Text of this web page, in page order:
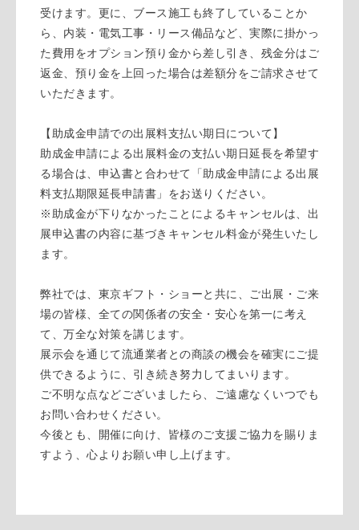
受けます。更に、ブース施工も終了していることか
ら、内装・電気工事・リース備品など、実際に掛かっ
た費用をオプション預り金から差し引き、残金分はご
返金、預り金を上回った場合は差額分をご請求させて
いただきます。
【助成金申請での出展料支払い期日について】
助成金申請による出展料金の支払い期日延長を希望す
る場合は、申込書と合わせて「助成金申請による出展
料支払期限延長申請書」をお送りください。
※助成金が下りなかったことによるキャンセルは、出
展申込書の内容に基づきキャンセル料金が発生いたし
ます。
弊社では、東京ギフト・ショーと共に、ご出展・ご来
場の皆様、全ての関係者の安全・安心を第一に考え
て、万全な対策を講じます。
展示会を通じて流通業者との商談の機会を確実にご提
供できるように、引き続き努力してまいります。
ご不明な点などございましたら、ご遠慮なくいつでも
お問い合わせください。
今後とも、開催に向け、皆様のご支援ご協力を賜りま
すよう、心よりお願い申し上げます。